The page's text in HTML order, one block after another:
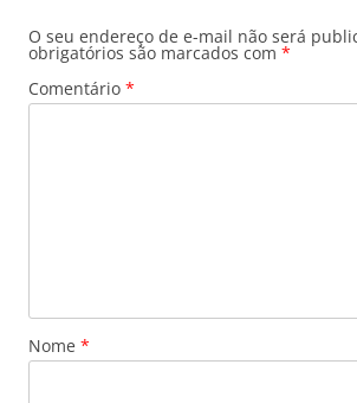
O seu endereço de e-mail não será
obrigatórios são marcados com *
Comentário *
Nome *